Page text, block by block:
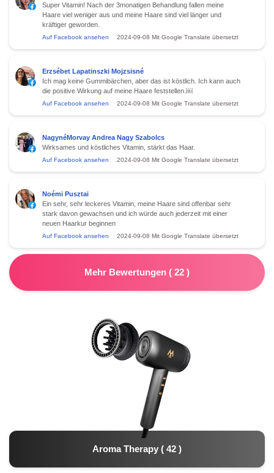
Super Vitamin! Nach der 3monatigen Behandlung fallen meine
Haare viel weniger aus und meine Haare sind viel länger und
kräftiger geworden.
Auf Facebook ansehen 2024-09-08 Mit Google Translate übersetzt
Erzsébet Lapatinszki Mojzsisné
Ich mag keine Gummibärchen, aber das ist köstlich. Ich kann auch
die positive Wirkung auf meine Haare feststellen.￼
Auf Facebook ansehen 2024-09-08 Mit Google Translate übersetzt
NagynéMorvay Andrea Nagy Szabolcs
Wirksames und köstliches Vitamin, stärkt das Haar.
Auf Facebook ansehen 2024-09-08 Mit Google Translate übersetzt
Noémi Pusztai
Ein sehr, sehr leckeres Vitamin, meine Haare sind offenbar sehr
stark davon gewachsen und ich würde auch jederzeit mit einer
neuen Haarkur beginnen
Auf Facebook ansehen 2024-09-08 Mit Google Translate übersetzt
Mehr Bewertungen ( 22 )
Aroma Therapy ( 42 )